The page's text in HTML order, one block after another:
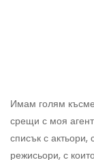
Имам голям
срещи с моя
списък с актьори,
режисьори, с